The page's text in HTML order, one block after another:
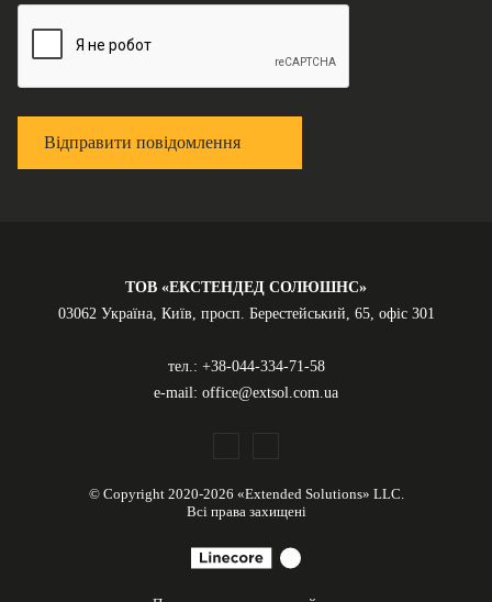
Відправити повідомлення
ТОВ «ЕКСТЕНДЕД СОЛЮШНС»
03062 Україна, Київ, просп. Берестейський, 65, офіс 301
тел.: +38-044-334-71-58
e-mail: office@extsol.com.ua
© Copyright 2020-2026 «Extended Solutions» LLC.
Всі права захищені